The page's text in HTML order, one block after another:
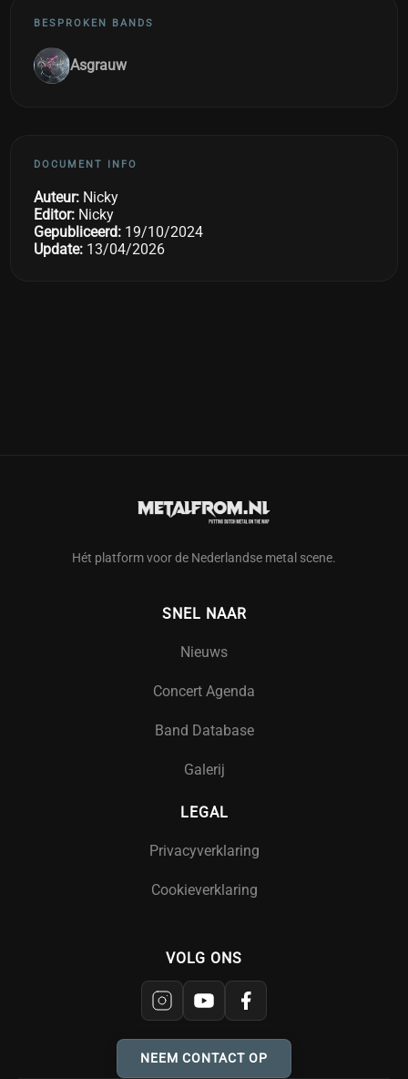
BESPROKEN BANDS
Asgrauw
DOCUMENT INFO
Auteur: Nicky
Editor: Nicky
Gepubliceerd: 19/10/2024
Update: 13/04/2026
Hét platform voor de Nederlandse metal scene.
SNEL NAAR
Nieuws
Concert Agenda
Band Database
Galerij
LEGAL
Privacyverklaring
Cookieverklaring
VOLG ONS
NEEM CONTACT OP